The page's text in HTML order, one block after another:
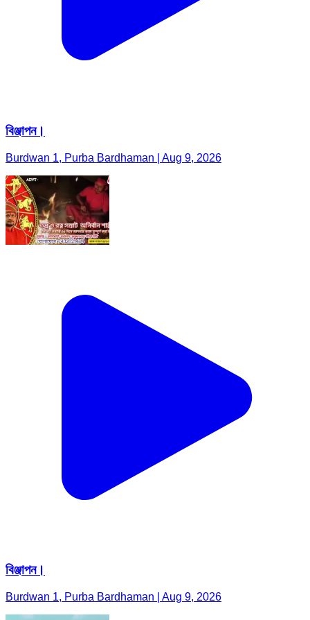
বিঞ্জাপন।
Burdwan 1, Purba Bardhaman | Aug 9, 2026
বিঞ্জাপন।
Burdwan 1, Purba Bardhaman | Aug 9, 2026